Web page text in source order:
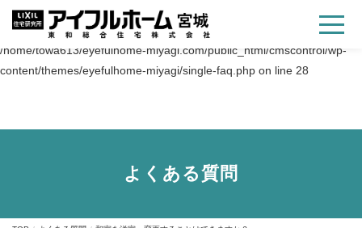
Warning: Trying to access array offset on value of type bool in
/home/towa613/eyefulhome-miyagi.com/public_html/cmscontrol/wp-
content/themes/eyefulhome-miyagi/single-faq.php on line 28
よくある質問